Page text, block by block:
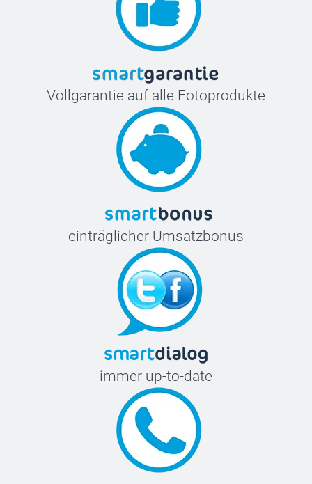
Vollgarantie auf alle Fotoprodukte
einträglicher Umsatzbonus
immer up-to-date